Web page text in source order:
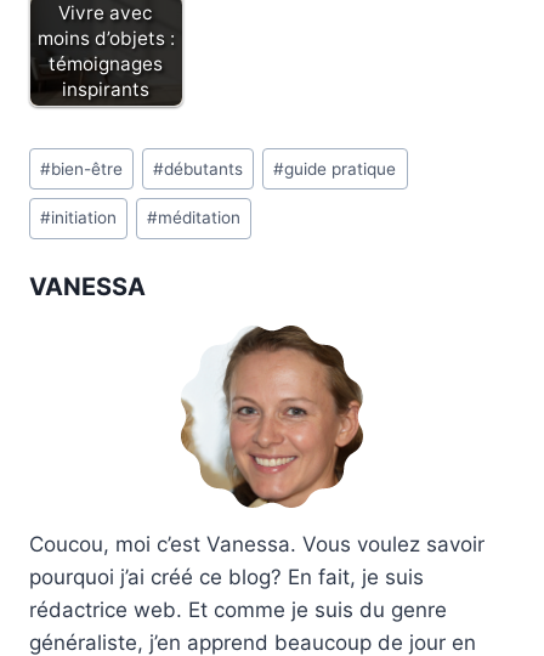
Vivre avec
moins d’objets :
témoignages
inspirants
Étiquettes
de
la
#bien-être #débutants #guide pratique
#initiation #méditation
VANESSA
Coucou, moi c’est Vanessa. Vous voulez savoir
pourquoi j’ai créé ce blog? En fait, je suis
rédactrice web. Et comme je suis du genre
généraliste, j’en apprend beaucoup de jour en